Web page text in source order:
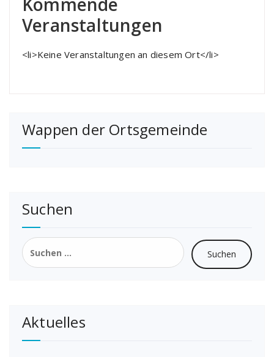
Veranstaltungen
<li>Keine Veranstaltungen an diesem Ort</li>
Wappen der Ortsgemeinde
Suchen
Suchen
nach:
Aktuelles